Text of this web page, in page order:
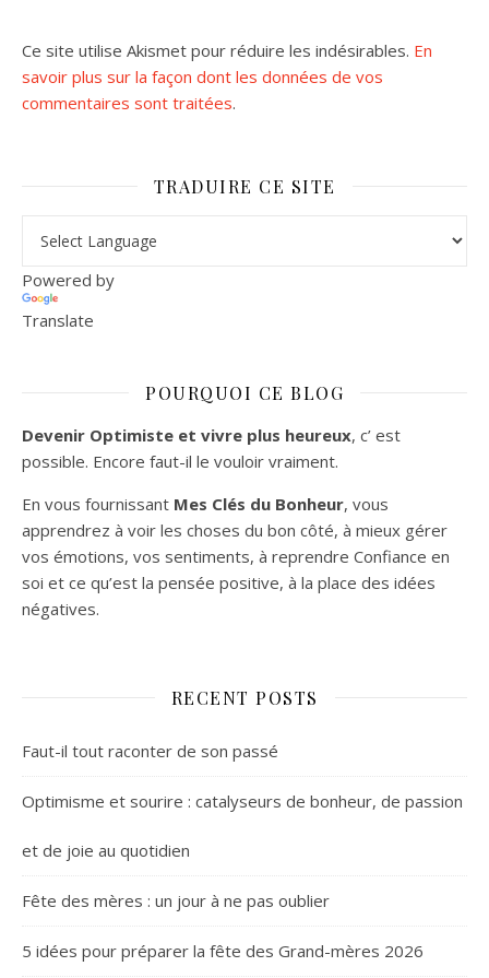
Ce site utilise Akismet pour réduire les indésirables. En
savoir plus sur la façon dont les données de vos
commentaires sont traitées.
TRADUIRE CE SITE
Powered by
Translate
POURQUOI CE BLOG
Devenir Optimiste et vivre plus heureux, c’ est
possible. Encore faut-il le vouloir vraiment.
En vous fournissant Mes Clés du Bonheur, vous
apprendrez à voir les choses du bon côté, à mieux gérer
vos émotions, vos sentiments, à reprendre Confiance en
soi et ce qu’est la pensée positive, à la place des idées
négatives.
RECENT POSTS
Faut-il tout raconter de son passé
Optimisme et sourire : catalyseurs de bonheur, de passion
et de joie au quotidien
Fête des mères : un jour à ne pas oublier
5 idées pour préparer la fête des Grand-mères 2026